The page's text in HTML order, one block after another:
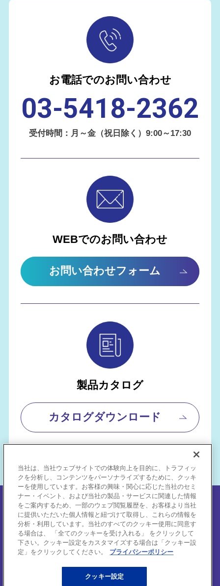
お電話でのお問い合わせ
03-5418-2362
受付時間：月～金（祝日除く）9:00～17:30
WEBでのお問い合わせ
お問い合わせフォーム
製品カタログ
カタログダウンロード
個人情報保護方針
サイトご利用にあたって
推奨環境
会社概要
当社は、当社ウェブサイトでの体験向上を目的に、トラフィッ
クを分析し、コンテンツをパーソナライズするために、クッキ
ーを使用しています。お客様の興味・関心に応じた当社のセミ
ナー・イベント、および当社の製品・サービスに関連した情報
をご案内するため、一部のウェブ閲覧履歴を、お客様より当社
に提供いただいた個人情報と紐づけて取得し、これらの情報を
分析・利用しています。当社のすべてのクッキー使用に同意す
る場合は、 「全てのクッキーを受け入れる」 をクリックして
下さい。クッキー設定をカスタマイズする場合は「クッキー設
定」をクリックしてください。
プライバシーポリシー
クッキー設定